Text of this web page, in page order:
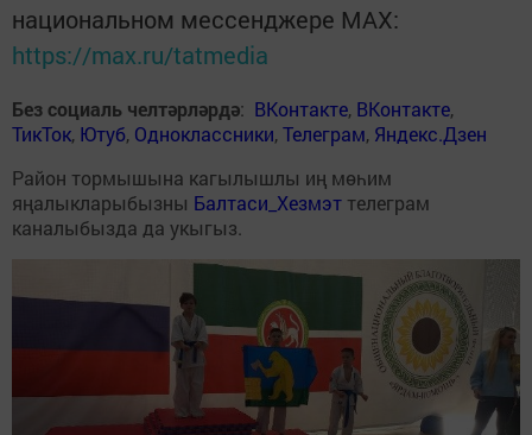
национальном мессенджере MАХ:
https://max.ru/tatmedia
Без социаль челтәрләрдә: ВКонтакте, ВКонтакте,
ТикТок, Ютуб, Одноклассники,Телеграм, Яндекс.Дзен
Район тормышына кагылышлы иң мөһим
яңалыкларыбызны Балтаси_Хезмэт телеграм
каналыбызда да укыгыз.